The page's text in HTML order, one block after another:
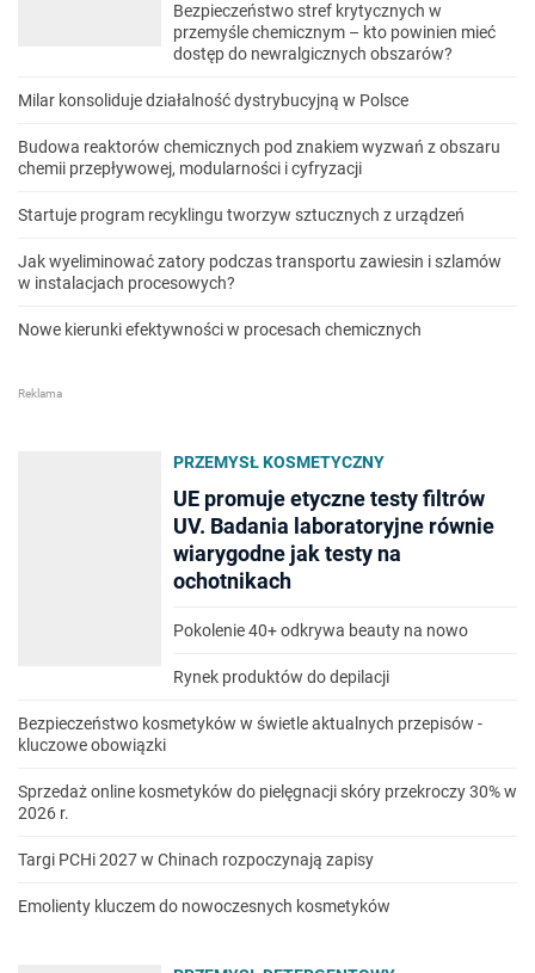
Bezpieczeństwo stref krytycznych w
przemyśle chemicznym – kto powinien mieć
dostęp do newralgicznych obszarów?
Milar konsoliduje działalność dystrybucyjną w Polsce
Budowa reaktorów chemicznych pod znakiem wyzwań z obszaru
chemii przepływowej, modularności i cyfryzacji
Startuje program recyklingu tworzyw sztucznych z urządzeń
Jak wyeliminować zatory podczas transportu zawiesin i szlamów
w instalacjach procesowych?
Nowe kierunki efektywności w procesach chemicznych
PRZEMYSŁ KOSMETYCZNY
UE promuje etyczne testy filtrów
UV. Badania laboratoryjne równie
wiarygodne jak testy na
ochotnikach
Pokolenie 40+ odkrywa beauty na nowo
Rynek produktów do depilacji
Bezpieczeństwo kosmetyków w świetle aktualnych przepisów -
kluczowe obowiązki
Sprzedaż online kosmetyków do pielęgnacji skóry przekroczy 30% w
2026 r.
Targi PCHi 2027 w Chinach rozpoczynają zapisy
Emolienty kluczem do nowoczesnych kosmetyków